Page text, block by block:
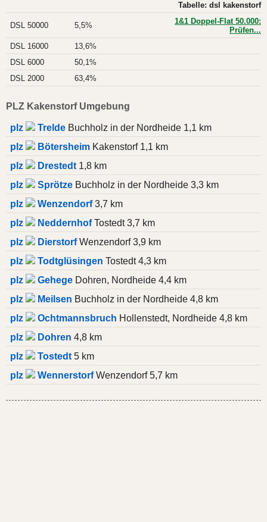
Tabelle: dsl kakenstorf
DSL 50000 5,5%
1&1 Doppel-Flat 50.000:
Prüfen...
DSL 16000
13,6%
DSL 6000
50,1%
DSL 2000
63,4%
PLZ Kakenstorf Umgebung
plz Trelde Buchholz in der Nordheide 1,1 km
plz
Bötersheim Kakenstorf 1,1 km
plz
Drestedt 1,8 km
plz
Sprötze Buchholz in der Nordheide 3,3 km
plz
Wenzendorf3,7 km
plz
NeddernhofTostedt 3,7 km
plz
DierstorfWenzendorf 3,9 km
plz
Todtglüsingen Tostedt 4,3 km
plz
Gehege Dohren, Nordheide 4,4 km
plz
Meilsen Buchholz in der Nordheide 4,8 km
plz
Ochtmannsbruch Hollenstedt, Nordheide 4,8 km
plz
Dohren 4,8 km
plz
Tostedt 5 km
plz
WennerstorfWenzendorf 5,7 km